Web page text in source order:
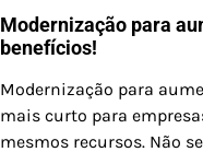
Modernização para
benefícios!
Modernização para
mais curto para
mesmos recursos. Não